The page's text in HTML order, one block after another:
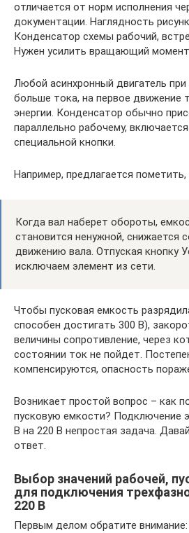
отличается от норм исполнения
документации. Наглядность
Конденсатор схемы рабочий,
Нужен усилить вращающий момент
Любой асинхронный двигатель
больше тока, на первое движение
энергии. Конденсатор обычно
параллельно рабочему,
специальной кнопки.
Например, предлагается пометить,
Когда вал наберет обороты,
становится ненужной, снижается
движению вала. Отпуская кнопку
исключаем элемент из сети.
Чтобы пусковая емкость
способен достигать 300 В),
величины сопротивление, через
состоянии ток не пойдет.
компенсируются, опасность
Возникает простой вопрос – как
пусковую емкости? Подключение
В на 220 В непростая задача.
ответ.
Выбор значений рабочей,
для подключения
220 В
Первым делом обратите